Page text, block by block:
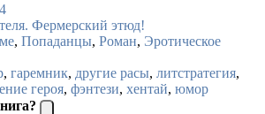
Фермерский этюд!
, Попаданцы, Роман, Эротическое
, гаремник, другие расы, литстратегия,
героя, фэнтези, хентай, юмор